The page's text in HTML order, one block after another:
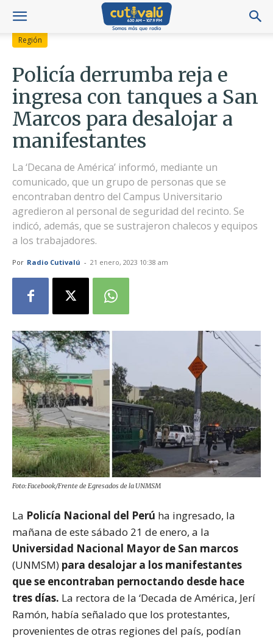
Región
Policía derrumba reja e
ingresa con tanques a San
Marcos para desalojar a
manifestantes
La ‘Decana de América’ informó, mediante un
comunicado, que un grupo de personas que se
encontraban dentro del Campus Universitario
agredieron al personal de seguridad del recinto. Se
indicó, además, que se sustrajeron chalecos y equipos
a los trabajadores.
Por Radio Cutivalú - 21 enero, 2023 10:38 am
Foto: Facebook/Frente de Egresados de la UNMSM
La Policía Nacional del Perú ha ingresado, la
mañana de este sábado 21 de enero, a la
Universidad Nacional Mayor de San marcos
(UNMSM) para desalojar a los manifestantes
que se encontraban pernoctando desde hace
tres días. La rectora de la ‘Decada de América, Jerí
Ramón, había señalado que los protestantes,
provenientes de otras regiones del país, podían